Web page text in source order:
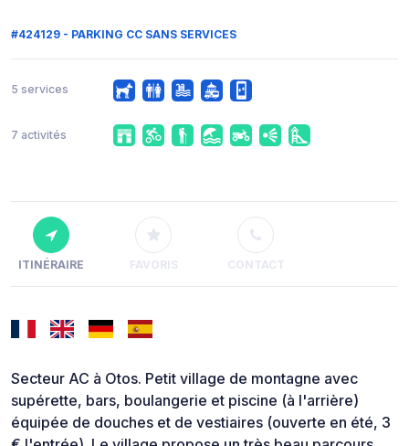
#424129 - PARKING CC SANS SERVICES
5 services
7 activités
ITINÉRAIRE FAVORIS CONTACT
Secteur AC à Otos. Petit village de montagne avec
supérette, bars, boulangerie et piscine (à l'arrière)
équipée de douches et de vestiaires (ouverte en été, 3